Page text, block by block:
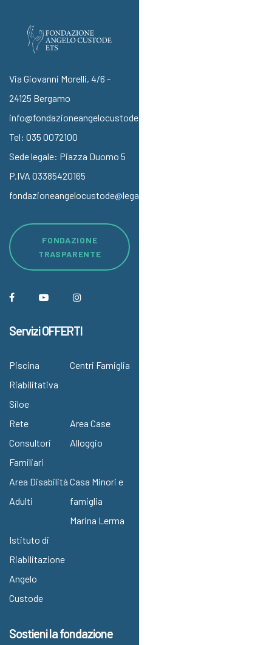
Via Giovanni Morelli, 4/6 -
24125 Bergamo
info@fondazioneangelocustode.it
Tel: 035 0072100
Sede legale: Piazza Duomo 5
P.IVA 03385420165
fondazioneangelocustode@legalmail.it
FONDAZIONE
TRASPARENTE
Servizi OFFERTI
Piscina
Riabilitativa
Siloe
Centri Famiglia
Rete
Consultori
Familiari
Area Case
Alloggio
Area Disabilità
Adulti
Casa Minori e
famiglia
Marina Lerma
Istituto di
Riabilitazione
Angelo
Custode
Sostieni la fondazione